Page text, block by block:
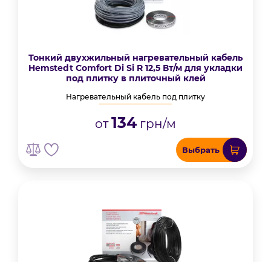
Тонкий двухжильный нагревательный кабель
Hemstedt Comfort Di Si R 12,5 Вт/м для укладки
под плитку в плиточный клей
Нагревательный кабель под плитку
от134 грн/м
Выбрать